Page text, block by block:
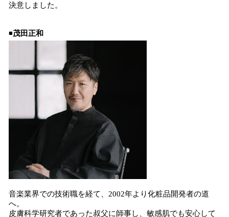
決意しました。
◾️茂田正和
音楽業界での技術職を経て、2002年より化粧品開発者の道
へ。
皮膚科学研究者であった叔父に師事し、敏感肌でも安心して